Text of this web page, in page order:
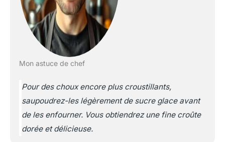
Mon astuce de chef
Pour des choux encore plus croustillants,
saupoudrez-les légèrement de sucre glace avant
de les enfourner. Vous obtiendrez une fine croûte
dorée et délicieuse.